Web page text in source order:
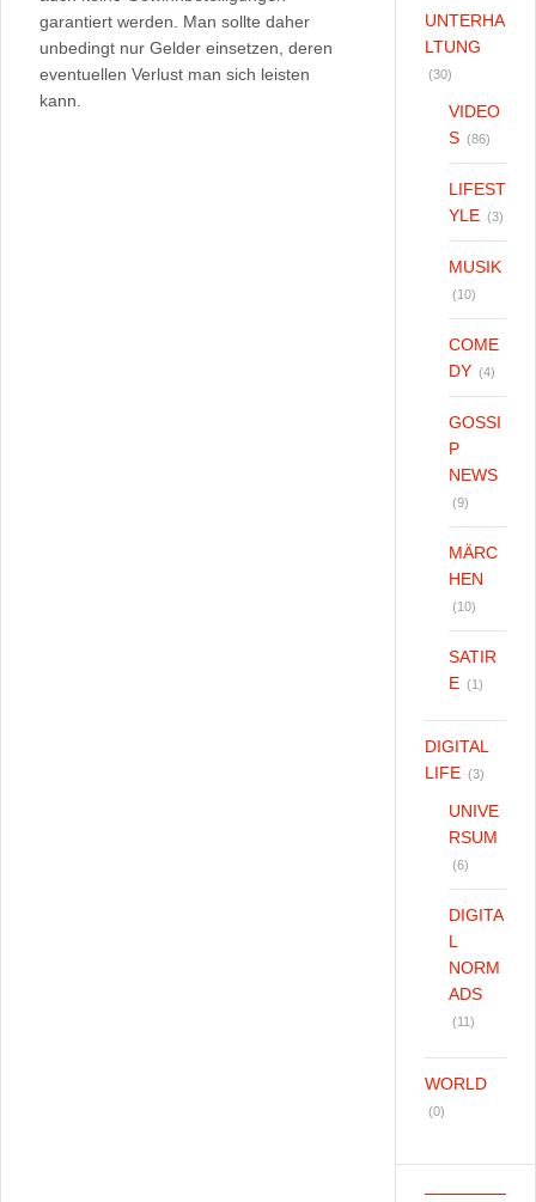
garantiert werden. Man sollte daher
unbedingt nur Gelder einsetzen, deren
eventuellen Verlust man sich leisten
kann.
UNTERHA
LTUNG
(30)
VIDEO
S (86)
LIFEST
YLE (3)
MUSIK
(10)
COME
DY (4)
GOSSI
P
NEWS
(9)
MÄRC
HEN
(10)
SATIR
E (1)
DIGITAL
LIFE (3)
UNIVE
RSUM
(6)
DIGITA
L
NORM
ADS
(11)
WORLD
(0)